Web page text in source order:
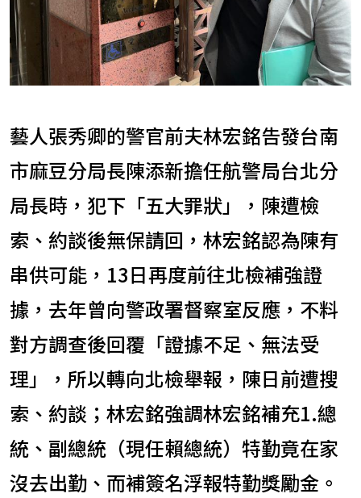
藝人張秀卿的警官前夫林宏銘告發台南
市麻豆分局長陳添新擔任航警局台北分
局長時，犯下「五大罪狀」，陳遭檢
索、約談後無保請回，林宏銘認為陳有
串供可能，13日再度前往北檢補強證
據，去年曾向警政署督察室反應，不料
對方調查後回覆「證據不足、無法受
理」，所以轉向北檢舉報，陳日前遭搜
索、約談；林宏銘強調林宏銘補充1.總
統、副總統（現任賴總統）特勤竟在家
沒去出勤、而補簽名浮報特勤獎勵金。